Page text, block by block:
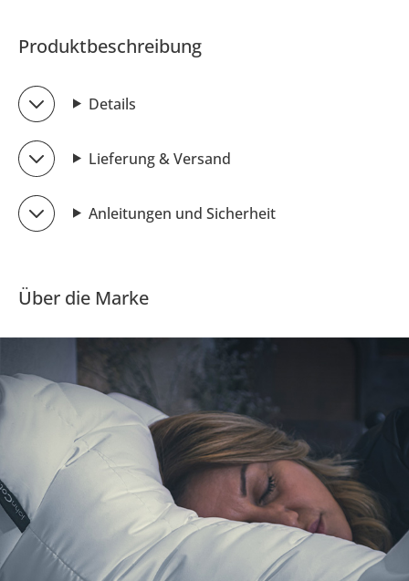
Produktbeschreibung
Details
Lieferung & Versand
Anleitungen und Sicherheit
Über die Marke